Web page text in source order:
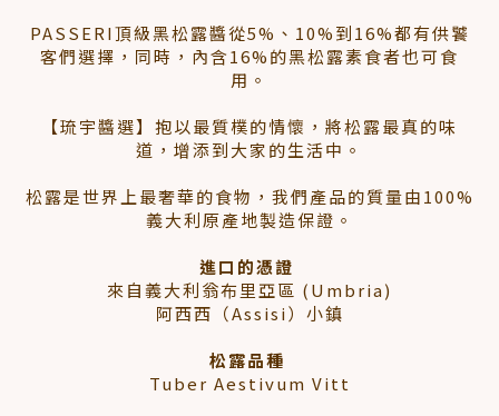
PASSERI頂級黑松露醬從5%、10%到16%都有供饕
客們選擇，同時，內含16%的黑松露素食者也可食
用。
【琉宇醬選】抱以最質樸的情懷，將松露最真的味
道，增添到大家的生活中。
松露是世界上最奢華的食物，我們產品的質量由100%
義大利原產地製造保證。
進口的憑證
來自義大利翁布里亞區 (Umbria)
阿西西（Assisi）小鎮
松露品種
Tuber Aestivum Vitt